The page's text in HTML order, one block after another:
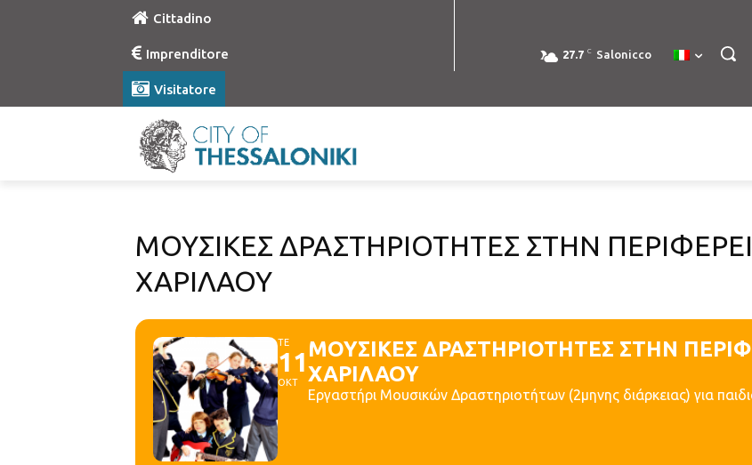
Cittadino
Imprenditore
Visitatore
27.7 C Salonicco
MΟΥΣΙΚΕΣ ΔΡΑΣΤΗΡΙΟΤΗΤΕΣ ΣΤΗΝ
ΧΑΡΙΛΑΟΥ
ΤΕ
11
ΟΚΤ
MΟΥΣΙΚΕΣ ΔΡΑΣΤΗΡΙΟΤΗΤΕΣ ΣΤΗΝ
ΧΑΡΙΛΑΟΥ
Εργαστήρι Μουσικών Δραστηριοτήτων (2μηνης διάρκειας) για